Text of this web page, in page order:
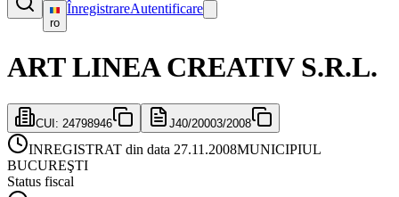
ro
ÎnregistrareAutentificare
ART LINEA CREATIV S.R.L.
CUI: 24798946 J40/20003/2008
INREGISTRAT din data 27.11.2008MUNICIPIUL
BUCUREŞTI
Status fiscal